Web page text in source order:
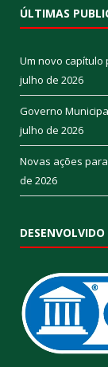
ÚLTIMAS
Um novo capítulo
julho de 2026
Governo
julho de 2026
Novas ações
de 2026